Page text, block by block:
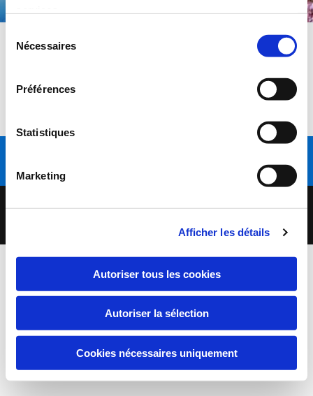
Nécessaires
Préférences
Statistiques
Marketing
Afficher les détails
Autoriser tous les cookies
Autoriser la sélection
Cookies nécessaires uniquement
Copyright 2020 | Commune de Préty | Tous droits réservés |